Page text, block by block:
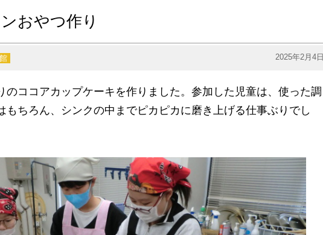
おやつ作り
2025年2月4日
のココアカップケーキを作りました。参加した児童は、使った調
もちろん、シンクの中までピカピカに磨き上げる仕事ぶりでし